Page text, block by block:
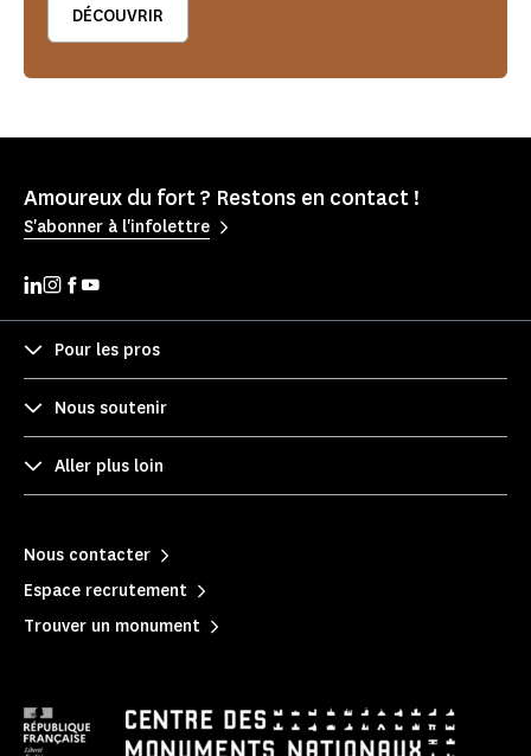
DÉCOUVRIR
Amoureux du fort ? Restons en contact !
S'abonner à l'infolettre
Pour les pros
Nous soutenir
Aller plus loin
Nous contacter
Espace recrutement
Trouver un monument